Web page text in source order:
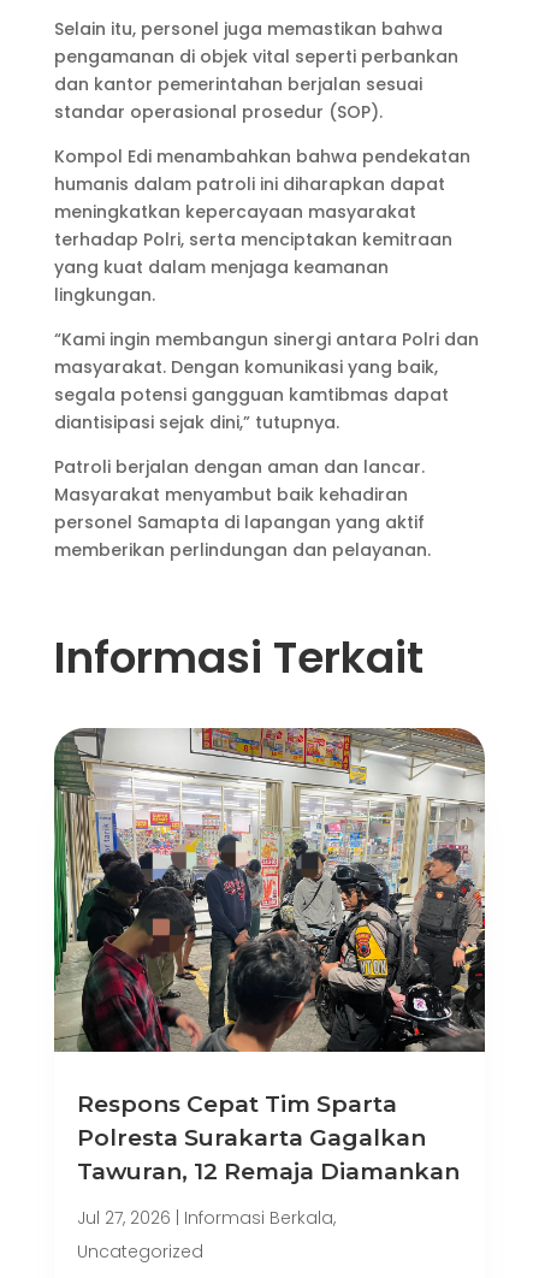
Selain itu, personel juga memastikan bahwa
pengamanan di objek vital seperti perbankan
dan kantor pemerintahan berjalan sesuai
standar operasional prosedur (SOP).
Kompol Edi menambahkan bahwa pendekatan
humanis dalam patroli ini diharapkan dapat
meningkatkan kepercayaan masyarakat
terhadap Polri, serta menciptakan kemitraan
yang kuat dalam menjaga keamanan
lingkungan.
“Kami ingin membangun sinergi antara Polri dan
masyarakat. Dengan komunikasi yang baik,
segala potensi gangguan kamtibmas dapat
diantisipasi sejak dini,” tutupnya.
Patroli berjalan dengan aman dan lancar.
Masyarakat menyambut baik kehadiran
personel Samapta di lapangan yang aktif
memberikan perlindungan dan pelayanan.
Informasi Terkait
Respons Cepat Tim Sparta
Polresta Surakarta Gagalkan
Tawuran, 12 Remaja Diamankan
Jul 27, 2026 Informasi Berkala,
Uncategorized